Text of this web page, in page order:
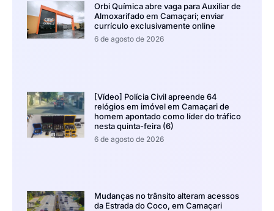
Orbi Química abre vaga para Auxiliar de
Almoxarifado em Camaçari; enviar
currículo exclusivamente online
6 de agosto de 2026
[Vídeo] Polícia Civil apreende 64
relógios em imóvel em Camaçari de
homem apontado como líder do tráfico
nesta quinta-feira (6)
6 de agosto de 2026
Mudanças no trânsito alteram acessos
da Estrada do Coco, em Camaçari